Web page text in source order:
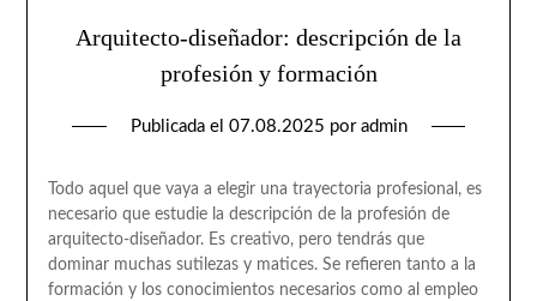
Arquitecto-diseñador: descripción de la
profesión y formación
Publicada el 07.08.2025 por admin
Todo aquel que vaya a elegir una trayectoria profesional, es
necesario que estudie la descripción de la profesión de
arquitecto-diseñador. Es creativo, pero tendrás que
dominar muchas sutilezas y matices. Se refieren tanto a la
formación y los conocimientos necesarios como al empleo